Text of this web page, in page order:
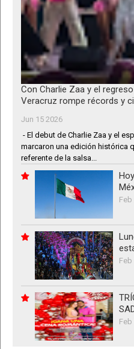
Con Charlie Zaa y el
Veracruz rompe récords y
Jun 15 2026
- El debut de Charlie Zaa y el
marcaron una edición histórica
referente de la salsa...
Feb
Feb
Feb